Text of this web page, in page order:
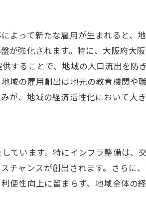
盤の整備
づくりへの貢献
を促すプロジェクト
事計画の重要性
工事現場の革新
たらす環境保護
る品質向上
よって新たな雇用が生まれると、
が強化されます。特に、大阪府大
することで、地域の人口流出を防
域の雇用創出は地元の教育機関や
が、地域の経済活性化において大
ています。特にインフラ整備は、
チャンスが創出されます。さらに
便性向上に留まらず、地域全体の